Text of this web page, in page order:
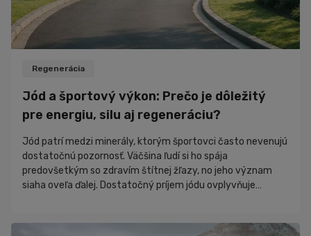
Iné
Recepty
Novinky
Nákupný poradca
Regenerácia
Jód a športový výkon: Prečo je dôležitý
pre energiu, silu aj regeneráciu?
Jód patrí medzi minerály, ktorým športovci často nevenujú
dostatočnú pozornosť. Väčšina ľudí si ho spája
predovšetkým so zdravím štítnej žľazy, no jeho význam
siaha oveľa ďalej. Dostatočný príjem jódu ovplyvňuje
nemá dostatok tohto stopového prvku, môže sa to prejaviť